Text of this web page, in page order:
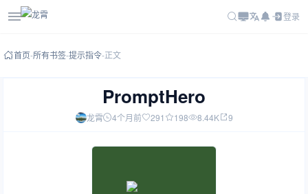
登录
首页-所有书签-提示指令-正文
PromptHero
龙霄 4个月前 291 198 8.44K 9